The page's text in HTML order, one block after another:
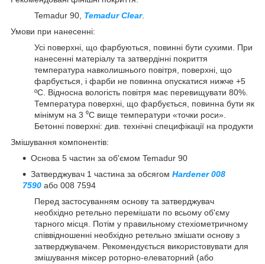
Temadur 90, Temadur Clear.
Умови при нанесенні:
Усі поверхні, що фарбуються, повинні бути сухими. При
нанесенні матеріалу та затвердінні покриття
температура навколишнього повітря, поверхні, що
фарбується, і фарби не повинна опускатися нижче +5
ºС. Відносна вологість повітря має перевищувати 80%.
Температура поверхні, що фарбується, повинна бути як
мінімум на 3 ⁰С вище температури «точки роси».
Бетонні поверхні: див. технічні специфікації на продукти
Змішування компонентів:
Основа 5 частин за об'ємом Temadur 90
Затверджувач 1 частина за обсягом Hardener 008
7590 або 008 7594
Перед застосуванням основу та затверджувач
необхідно ретельно перемішати по всьому об'єму
тарного місця. Потім у правильному стехіометричному
співвідношенні необхідно ретельно змішати основу з
затверджувачем. Рекомендується використовувати для
змішування міксер роторно-елеваторний (або